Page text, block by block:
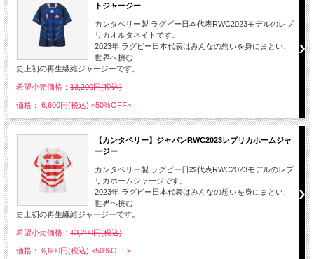
トジャージー
カンタベリー製 ラグビー日本代表RWC2023モデルのレプ
リカオルタネイトです。
2023年 ラグビー日本代表はみんなの想いを身にまとい、
世界へ挑む
史上初の再生繊維ジャージーです。
希望小売価格： 13,200円(税込)
価格： 6,600円(税込) <50%OFF>
【カンタベリー】ジャパンRWC2023レプリカホームジャ
ージー
カンタベリー製 ラグビー日本代表RWC2023モデルのレプ
リカホームジャージです。
2023年 ラグビー日本代表はみんなの想いを身にまとい、
世界へ挑む
史上初の再生繊維ジャージーです。
希望小売価格： 13,200円(税込)
価格： 6,600円(税込) <50%OFF>